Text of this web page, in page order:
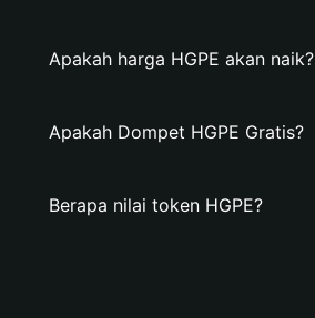
Apakah harga HGPE akan naik?
Apakah Dompet HGPE Gratis?
Berapa nilai token HGPE?